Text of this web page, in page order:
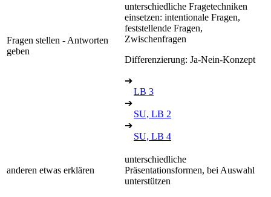
Fragen stellen - Antworten
geben
unterschiedliche Fragetechniken
einsetzen: intentionale Fragen,
feststellende Fragen,
Zwischenfragen
Differenzierung: Ja-Nein-Konzept
➔
LB 3
➔
SU, LB 2
➔
SU, LB 4
anderen etwas erklären
unterschiedliche
Präsentationsformen, bei Auswahl
unterstützen